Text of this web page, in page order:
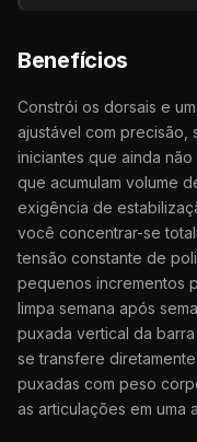
Benefícios
Constrói os dorsais e
ajustável com precisão,
iniciantes que ainda
que acumulam volume
exigência de
você concentrar-se
tensão constante de
pequenos incrementos
limpa semana após
puxada vertical da
se transfere
puxadas com peso
as articulações em uma